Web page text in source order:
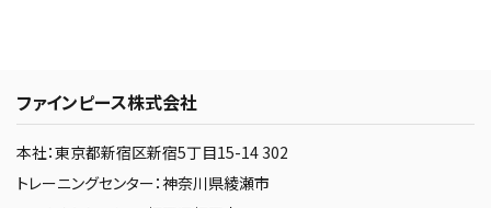
ファインピース株式会社
本社：東京都新宿区新宿5丁目15-14 302
トレーニングセンター：神奈川県綾瀬市